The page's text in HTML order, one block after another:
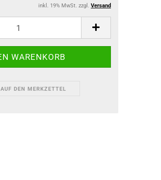
inkl. 19% MwSt. zzgl. Versand
AUF DEN MERKZETTEL